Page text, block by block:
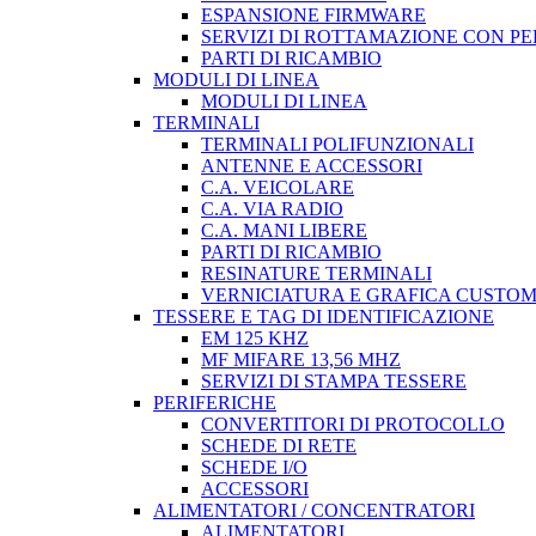
ESPANSIONE FIRMWARE
SERVIZI DI ROTTAMAZIONE CON
PARTI DI RICAMBIO
MODULI DI LINEA
MODULI DI LINEA
TERMINALI
TERMINALI POLIFUNZIONALI
ANTENNE E ACCESSORI
C.A. VEICOLARE
C.A. VIA RADIO
C.A. MANI LIBERE
PARTI DI RICAMBIO
RESINATURE TERMINALI
VERNICIATURA E GRAFICA CUSTOM
TESSERE E TAG DI IDENTIFICAZIONE
EM 125 KHZ
MF MIFARE 13,56 MHZ
SERVIZI DI STAMPA TESSERE
PERIFERICHE
CONVERTITORI DI PROTOCOLLO
SCHEDE DI RETE
SCHEDE I/O
ACCESSORI
ALIMENTATORI / CONCENTRATORI
ALIMENTATORI